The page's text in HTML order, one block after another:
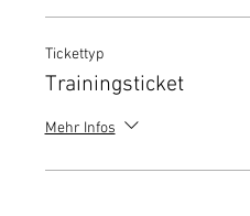
Tickettyp
Trainingsticket
Mehr Infos